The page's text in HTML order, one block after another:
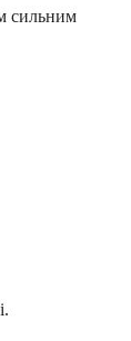
сильним